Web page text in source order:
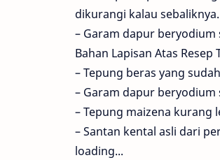
dikurangi kalau sebaliknya.
– Garam dapur beryodium
Bahan Lapisan Atas Resep
– Tepung beras yang
– Garam dapur beryodium
– Tepung maizena kurang
– Santan kental asli dari
loading...